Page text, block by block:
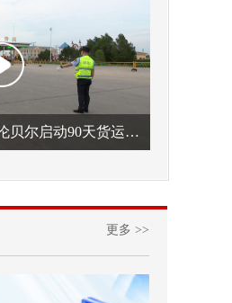
三方执法力量集结 呼伦贝尔启动90天货运车辆违法专项整治
更多 >>